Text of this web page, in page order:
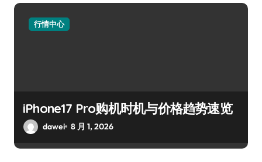
行情中心
iPhone17 Pro购机时机与价格趋势速览
dawei 8 月 1, 2026